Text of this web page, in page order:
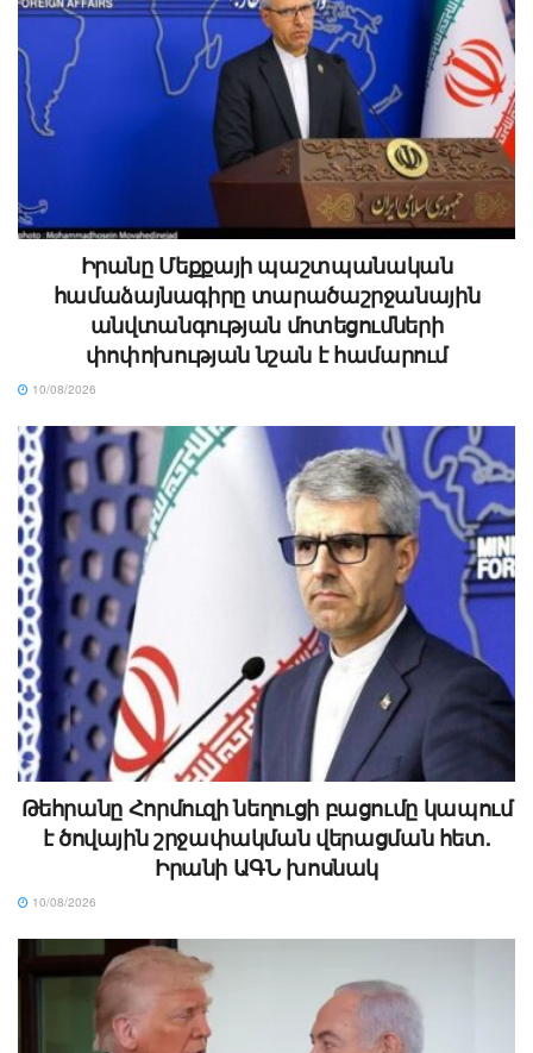
Իրանը Մեքքայի պաշտպանական
համաձայնագիրը տարածաշրջանային
անվտանգության մոտեցումների
փոփոխության նշան է համարում
10/08/2026
Թեհրանը Հորմուզի նեղուցի բացումը կապում
է ծովային շրջափակման վերացման հետ.
Իրանի ԱԳՆ խոսնակ
10/08/2026